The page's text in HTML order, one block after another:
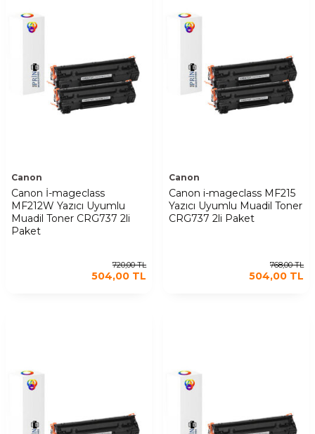
Canon
Canon İ-mageclass
MF212W Yazıcı Uyumlu
Muadil Toner CRG737 2li
Paket
720,00TL
504,00 TL
Canon
Canon i-mageclass MF215
Yazıcı Uyumlu Muadil Toner
CRG737 2li Paket
768,00TL
504,00 TL